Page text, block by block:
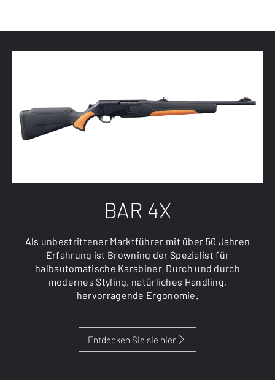
BAR 4X
Als unbestrittener Marktführer mit über 50 Jahren
Erfahrung ist Browning der Spezialist für
halbautomatische Karabiner. Durch und durch
modernes Styling, natürliches Handling,
hervorragende Ergonomie.
Entdecken Sie sie hier